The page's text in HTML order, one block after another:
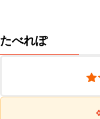
たべれぽ